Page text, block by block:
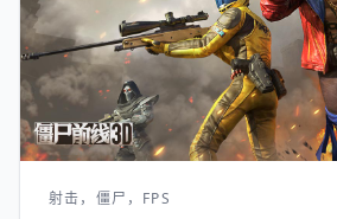
射击，僵尸，FPS